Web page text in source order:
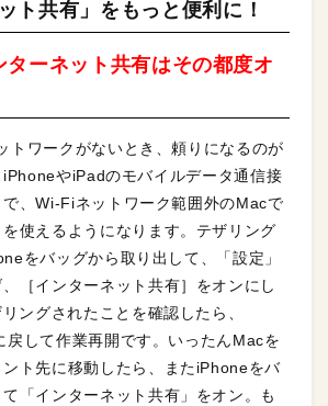
ト共有」をもっと便利に！
ーネット共有はその都度オ
トワークがないとき、頼りになるのが
iPhoneやiPadのモバイルデータ通信接
、Wi-Fiネットワーク範囲外のMacで
使えるようになります。テザリング
をバッグから取り出して、「設定」
［インターネット共有］をオンにし
ングされたことを確認したら、
戻して作業再開です。いったんMacを
ト先に移動したら、またiPhoneをバ
「インターネット共有」をオン。も